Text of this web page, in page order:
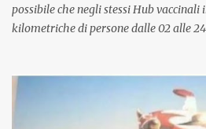
possibile che negli stessi Hub
kilometriche di persone dalle 02 alle
Vaccino come: l' Amaro del Capo, era
andava bene anche, a Temperatura
l'articolo per NON Dimenticare!